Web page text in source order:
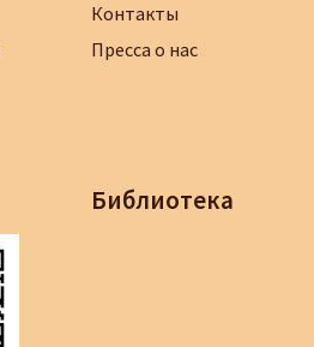
Контакты
Пресса о нас
Библиотека